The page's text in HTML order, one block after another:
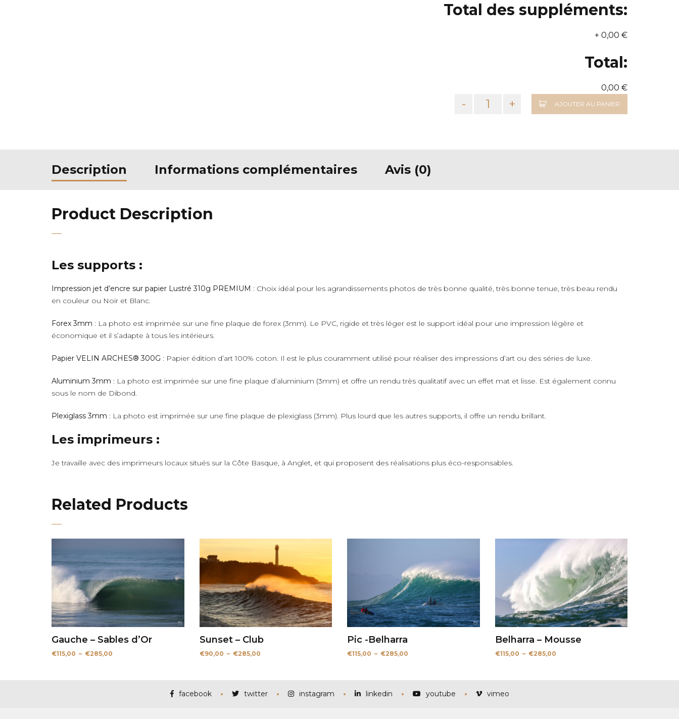
Total des suppléments:
+ 0,00 €
Total:
0,00 €
- + AJOUTER AU PANIER
Description Informations complémentaires Avis (0)
Product Description
Les supports :
Impression jet d’encre sur papier Lustré 310g PREMIUM : Choix idéal pour les agrandissements photos de très bonne qualité, très bonne tenue, très beau rendu
en couleur ou Noir et Blanc.
Forex 3mm : La photo est imprimée sur une fine plaque de forex (3mm). Le PVC, rigide et très léger est le support idéal pour une impression légère et
économique et il s’adapte à tous les intérieurs.
Papier VELIN ARCHES® 300G : Papier édition d’art 100% coton. Il est le plus couramment utilisé pour réaliser des impressions d’art ou des séries de luxe.
Aluminium 3mm : La photo est imprimée sur une fine plaque d’aluminium (3mm) et offre un rendu très qualitatif avec un effet mat et lisse. Est également connu
sous le nom de Dibond.
Plexiglass 3mm : La photo est imprimée sur une fine plaque de plexiglass (3mm). Plus lourd que les autres supports, il offre un rendu brillant.
Les imprimeurs :
Je travaille avec des imprimeurs locaux situés sur la Côte Basque, à Anglet, et qui proposent des réalisations plus éco-responsables.
Related Products
Gauche – Sables d’Or
€115,00 – €285,00
Sunset – Club
€90,00 – €285,00Plage
€285,00
Pic -Belharra
€115,00 – €285,00
€285,00
Belharra – Mousse
€115,00 – €285,00Plage
facebook twitter instagram linkedin youtube vimeo